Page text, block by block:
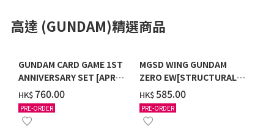
高達 (GUNDAM)精選商品
GUNDAM CARD GAME 1ST
ANNIVERSARY SET [APR
2027 DELIVERY]
HK$‌760.00
PRE-ORDER
MGSD WING GUNDAM
ZERO EW[STRUCTURAL
COATING/BLACK] [2026年
12月發送]
HK$‌585.00
PRE-ORDER